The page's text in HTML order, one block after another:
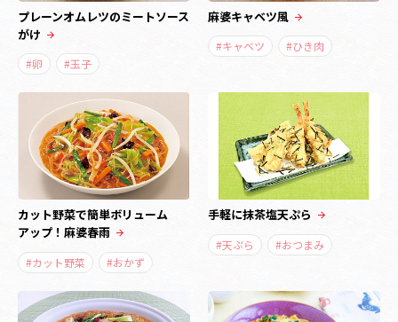
プレーンオムレツのミートソース
がけ
#卵 #玉子
麻婆キャベツ風
#キャベツ #ひき肉
カット野菜で簡単ボリューム
アップ！麻婆春雨
#カット野菜 #おかず
手軽に抹茶塩天ぷら
#天ぷら #おつまみ